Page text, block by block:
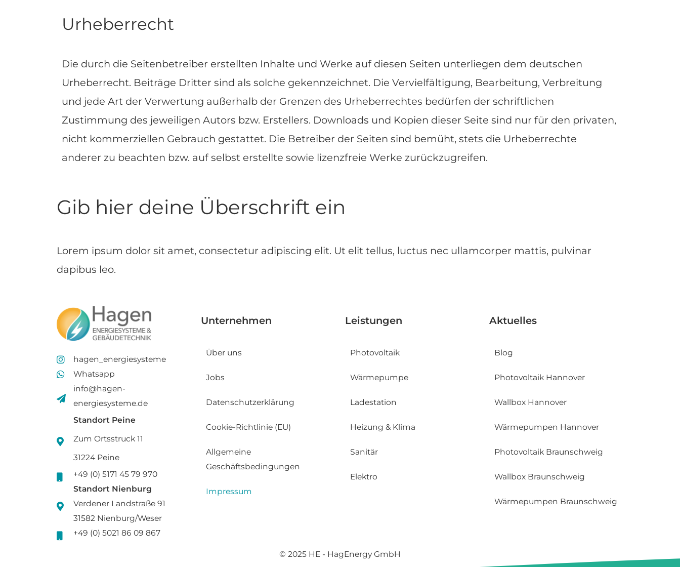
Urheberrecht
Die durch die Seitenbetreiber erstellten Inhalte und Werke auf diesen Seiten unterliegen dem deutschen
Urheberrecht. Beiträge Dritter sind als solche gekennzeichnet. Die Vervielfältigung, Bearbeitung, Verbreitung
und jede Art der Verwertung außerhalb der Grenzen des Urheberrechtes bedürfen der schriftlichen
Zustimmung des jeweiligen Autors bzw. Erstellers. Downloads und Kopien dieser Seite sind nur für den privaten,
nicht kommerziellen Gebrauch gestattet. Die Betreiber der Seiten sind bemüht, stets die Urheberrechte
anderer zu beachten bzw. auf selbst erstellte sowie lizenzfreie Werke zurückzugreifen.
Gib hier deine Überschrift ein
Lorem ipsum dolor sit amet, consectetur adipiscing elit. Ut elit tellus, luctus nec ullamcorper mattis, pulvinar
dapibus leo.
hagen_energiesysteme
Whatsapp
info@hagen-
energiesysteme.de
Standort Peine
Zum Ortsstruck 11
31224 Peine
+49 (0) 5171 45 79 970
Standort Nienburg
Verdener Landstraße 91
31582 Nienburg/Weser
+49 (0) 5021 86 09 867
Unternehmen
Über uns
Jobs
Datenschutzerklärung
Cookie-Richtlinie (EU)
Allgemeine
Geschäftsbedingungen
Impressum
Leistungen
Photovoltaik
Wärmepumpe
Ladestation
Heizung & Klima
Sanitär
Elektro
Aktuelles
Blog
Photovoltaik Hannover
Wallbox Hannover
Wärmepumpen Hannover
Photovoltaik Braunschweig
Wallbox Braunschweig
Wärmepumpen Braunschweig
© 2025 HE - HagEnergy GmbH